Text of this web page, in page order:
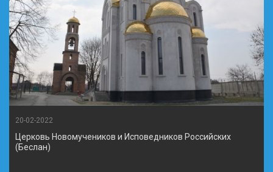
20-02-2022
Церковь Новомучеников и Исповедников Российских
(Беслан)